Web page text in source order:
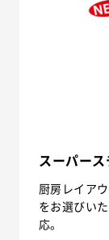
スーパー
厨房レイア
をお選びい
応。